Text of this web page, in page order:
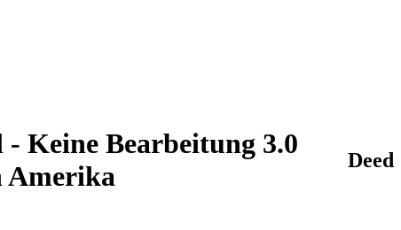
Keine Bearbeitung 3.0
Amerika
Deed